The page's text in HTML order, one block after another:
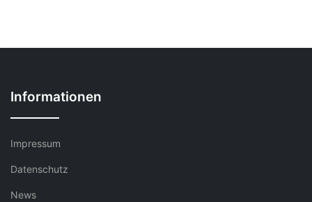
Informationen
Impressum
Datenschutz
News